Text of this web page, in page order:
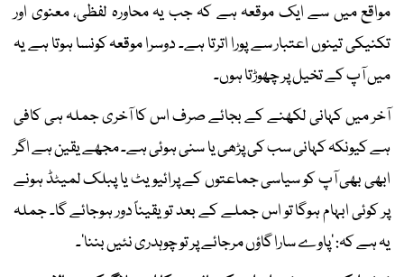
مواقع میں سے ایک موقعہ ہے کہ جب یہ محاورہ لفظی، معنوی اور
تکنیکی تینوں اعتبار سے پورا اترتا ہے۔ دوسرا موقعہ کونسا ہوتا ہے یہ
میں آپ کے تخیل پر چھوڑتا ہوں۔
آخر میں کہانی لکھنے کے بجائے صرف اس کا آخری جملہ ہی کافی
ہے کیونکہ کہانی سب کی پڑھی یا سنی ہوئی ہے۔ مجھے یقین ہے اگر
ابھی بھی آپ کو سیاسی جماعتوں کے پرائیویٹ یا پبلک لمیٹڈ ہونے
پر کوئی ابہام ہوگا تو اس جملے کے بعد تو یقیناً دور ہوجائے گا۔ جملہ
یہ ہے کہ: ’پاوے سارا گاؤں مرجائے پر تو چوہدری نئیں بننا‘۔